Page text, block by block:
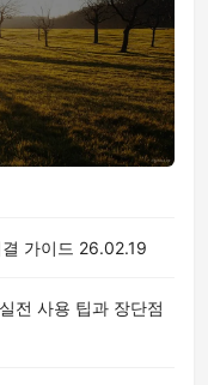
가이드 26.02.19
전 사용 팁과 장단점